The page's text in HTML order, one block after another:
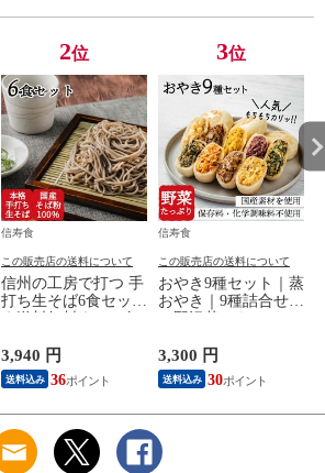
2位
信寿食
この販売店の送料について
信州の工房で打つ 手
打ち生そば6食セット
3,940 円
送料込み 36
3位
信寿食
この販売店の送料について
おやき9種セット｜蒸
おやき｜9種詰合せ
んこ・なす・切干大
根・にら・かぼち
ゃ）｜エコ包装｜送
3,300 円
送料込み 30